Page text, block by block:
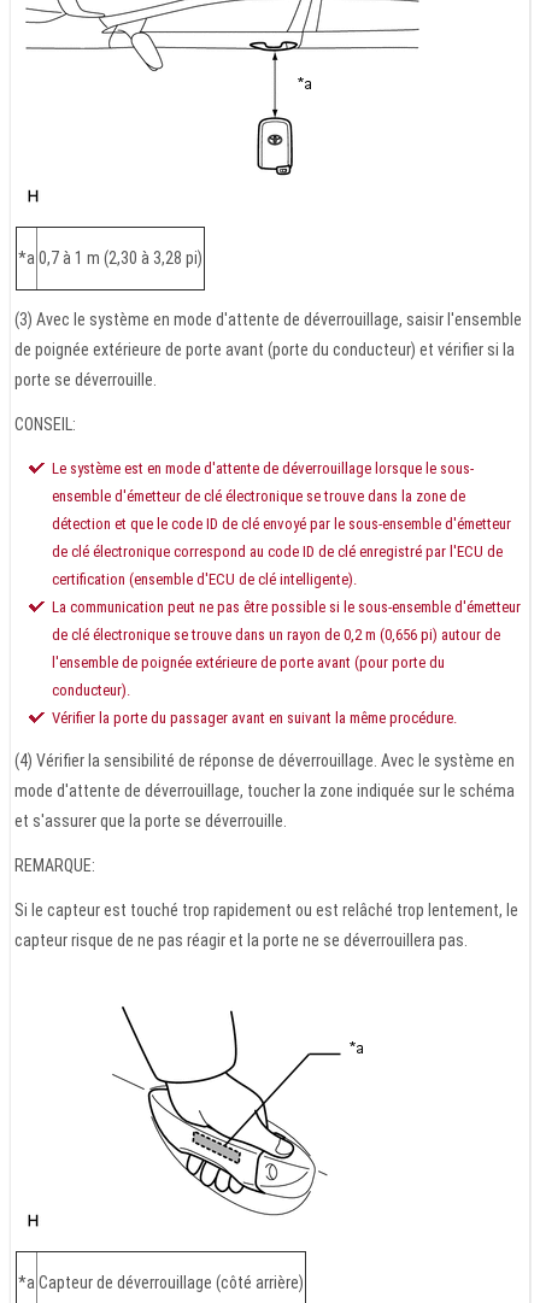
*a 0,7 à 1 m (2,30 à 3,28 pi)
(3) Avec le système en mode d'attente de déverrouillage, saisir l'ensemble
de poignée extérieure de porte avant (porte du conducteur) et vérifier si la
porte se déverrouille.
CONSEIL:
Le système est en mode d'attente de déverrouillage lorsque le sous-
ensemble d'émetteur de clé électronique se trouve dans la zone de
détection et que le code ID de clé envoyé par le sous-ensemble d'émetteur
de clé électronique correspond au code ID de clé enregistré par l'ECU de
certification (ensemble d'ECU de clé intelligente).
La communication peut ne pas être possible si le sous-ensemble d'émetteur
de clé électronique se trouve dans un rayon de 0,2 m (0,656 pi) autour de
l'ensemble de poignée extérieure de porte avant (pour porte du
conducteur).
Vérifier la porte du passager avant en suivant la même procédure.
(4) Vérifier la sensibilité de réponse de déverrouillage. Avec le système en
mode d'attente de déverrouillage, toucher la zone indiquée sur le schéma
et s'assurer que la porte se déverrouille.
REMARQUE:
Si le capteur est touché trop rapidement ou est relâché trop lentement, le
capteur risque de ne pas réagir et la porte ne se déverrouillera pas.
*a Capteur de déverrouillage (côté arrière)